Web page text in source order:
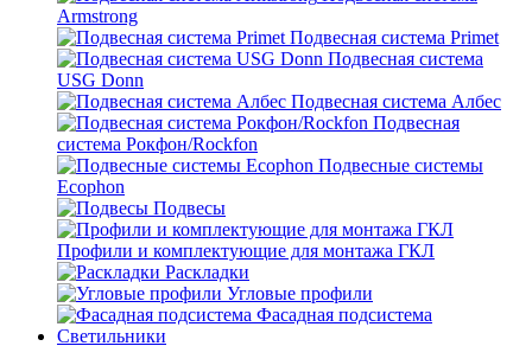
Armstrong
Подвесная система Primet
Подвесная система
USG Donn
Подвесная система Албес
Подвесная
система Рокфон/Rockfon
Подвесные системы
Ecophon
Подвесы
Профили и комплектующие для монтажа ГКЛ
Раскладки
Угловые профили
Фасадная подсистема
Светильники